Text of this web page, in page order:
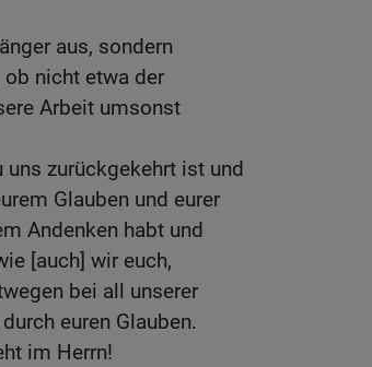
aus, sondern
ob nicht etwa der
Arbeit umsonst
uns zurückgekehrt ist und
Glauben und eurer
Andenken habt und
[auch] wir euch,
bei all unserer
euren Glauben.
im Herrn!